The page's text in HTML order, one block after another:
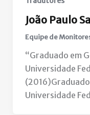
João Paulo
Equipe de
“Graduado em
Universidade
Universidade